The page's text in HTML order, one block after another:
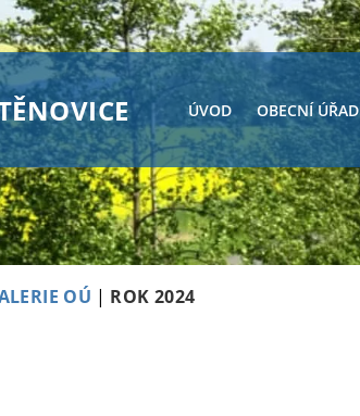
ÚVOD OBECNÍ ÚŘAD
OÚ | ROK 2024